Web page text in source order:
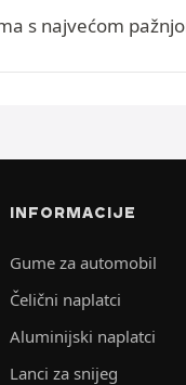
s najvećom
INFORMACIJE
Gume za automobil
Čelični naplatci
Aluminijski naplatci
Lanci za snijeg